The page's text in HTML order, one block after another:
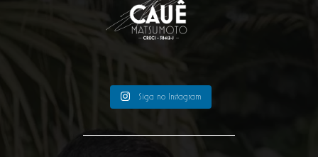
Siga no Instagram